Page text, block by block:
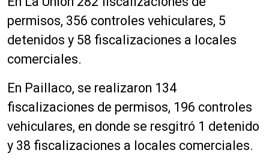
permisos, 356 controles vehiculares, 5
detenidos y 58 fiscalizaciones a locales
comerciales.
En Paillaco, se realizaron 134
fiscalizaciones de permisos, 196 controles
vehiculares, en donde se resgitró 1 detenido
y 38 fiscalizaciones a locales comerciales.